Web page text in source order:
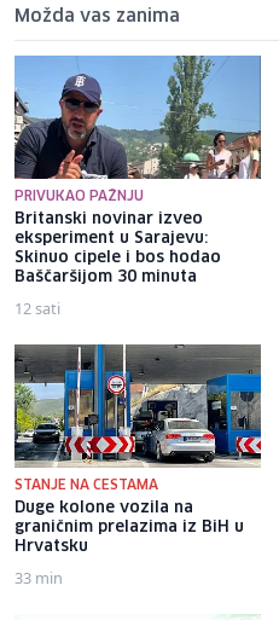
Možda vas zanima
PRIVUKAO PAŽNJU
Britanski novinar izveo
eksperiment u Sarajevu:
Skinuo cipele i bos hodao
Baščaršijom 30 minuta
12 sati
STANJE NA CESTAMA
Duge kolone vozila na
graničnim prelazima iz BiH u
Hrvatsku
33 min